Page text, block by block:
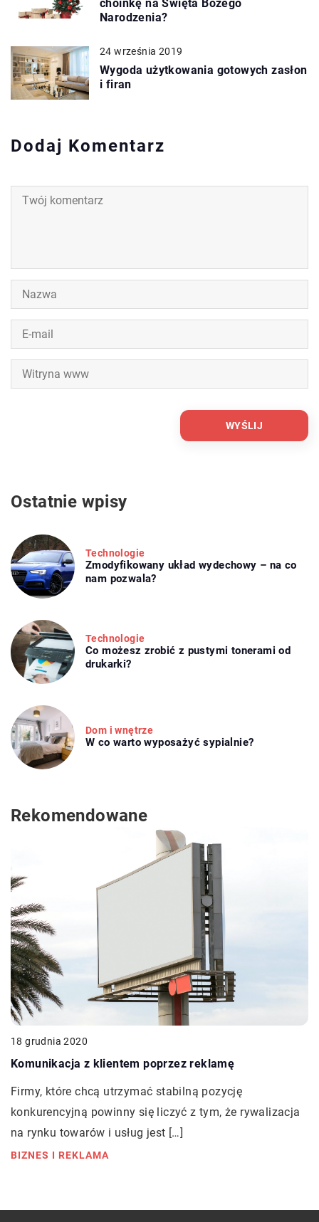
choinkę na Święta Bożego
Narodzenia?
24 września 2019
Wygoda użytkowania gotowych zasłon
i firan
Dodaj Komentarz
Ostatnie wpisy
Technologie
Zmodyfikowany układ wydechowy – na co
nam pozwala?
Technologie
Co możesz zrobić z pustymi tonerami od
drukarki?
Dom i wnętrze
W co warto wyposażyć sypialnie?
Rekomendowane
18 grudnia 2020
Komunikacja z klientem poprzez reklamę
Firmy, które chcą utrzymać stabilną pozycję
konkurencyjną powinny się liczyć z tym, że rywalizacja
na rynku towarów i usług jest […]
BIZNES I REKLAMA